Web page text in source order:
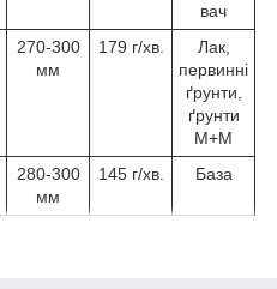
вач
270-300
мм
179 г/хв.
Лак,
первинні
ґрунти,
ґрунти
М+М
280-300
мм
145 г/хв. База